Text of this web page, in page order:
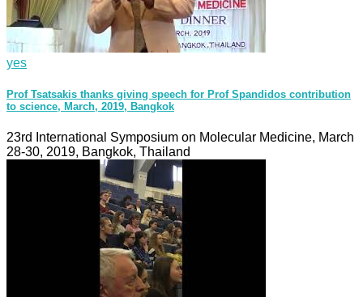
yes
Prof Tsatsakis thanks giving speech for Prof Spandidos contribution
to science, March, 2019, Bangkok
23rd International Symposium on Molecular Medicine, March
28-30, 2019, Bangkok, Thailand